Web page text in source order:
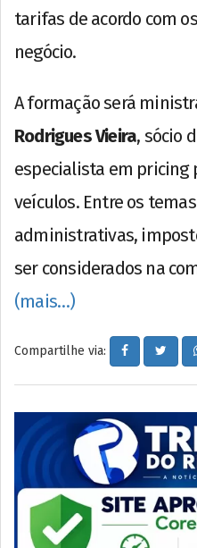
tarifas de acordo com
negócio.
A formação será
Rodrigues Vieira, sócio
especialista em pricing
veículos. Entre os
administrativas,
ser considerados na
(mais…)
Compartilhe via: